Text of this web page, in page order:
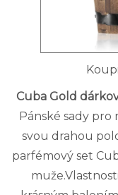
Cuba Gold
Pánské sady
svou drahou
parfémový set